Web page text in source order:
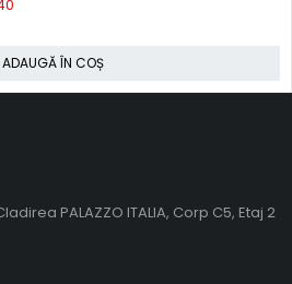
ADAUGĂ ÎN COȘ
PALAZZO ITALIA, Corp C5, Etaj 2